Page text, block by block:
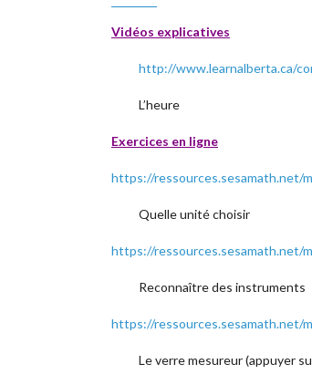
Vidéos explicatives
http://www.learnalberta.ca/
L’heure
Exercices en ligne
https://ressources.sesamath.net/
Quelle unité choisir
https://ressources.sesamath.net/
Reconnaître des instruments
https://ressources.sesamath.net/
Le verre mesureur (appuyer